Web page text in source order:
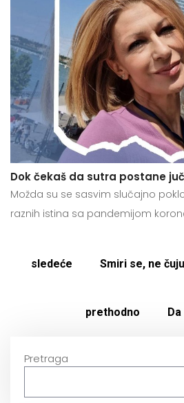
Dok čekaš da sutra postane
Možda su se sasvim slučajno
raznih istina sa pandemijom
sledeće Smiri se, ne
prethodno
Pretraga